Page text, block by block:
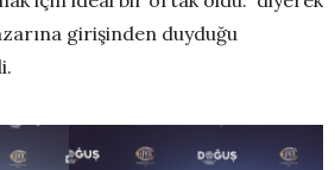
girişinden duyduğu